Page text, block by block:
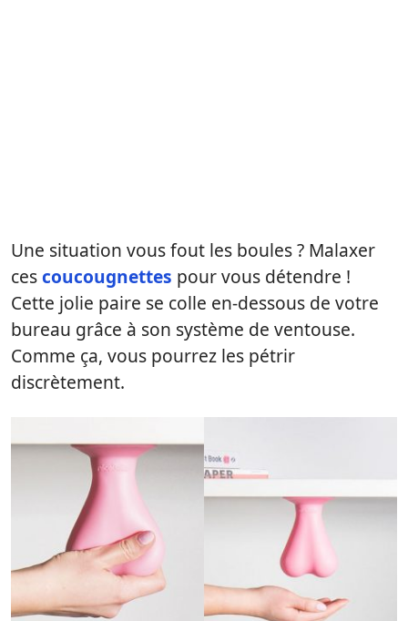
Une situation vous fout les boules ? Malaxer
cescoucougnettes pour vous détendre !
Cette jolie paire se colle en-dessous de votre
bureau grâce à son système de ventouse.
Comme ça, vous pourrez les pétrir
discrètement.